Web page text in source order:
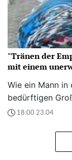
"Tränen der
mit einem
Wie ein Mann in
bedürftigen
18:00 23.04